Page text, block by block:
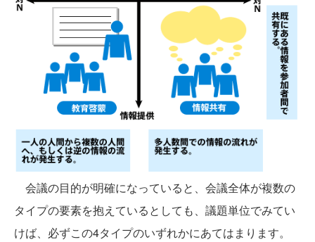
会議の目的が明確になっていると、会議全体が複数の
タイプの要素を抱えているとしても、議題単位でみてい
けば、必ずこの4タイプのいずれかにあてはまります。